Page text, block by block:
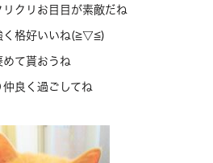
クリお目目が素敵だね
く格好いいね(≧▽≦)
て貰おうね
良く過ごしてね